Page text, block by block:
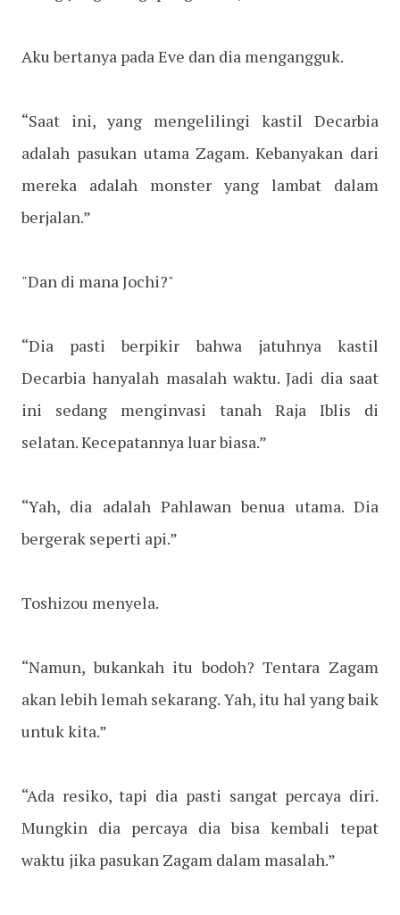
Aku bertanya pada Eve dan dia mengangguk.
“Saat ini, yang mengelilingi kastil Decarbia
adalah pasukan utama Zagam. Kebanyakan dari
mereka adalah monster yang lambat dalam
berjalan.”
"Dan di mana Jochi?"
“Dia pasti berpikir bahwa jatuhnya kastil
Decarbia hanyalah masalah waktu. Jadi dia saat
ini sedang menginvasi tanah Raja Iblis di
selatan. Kecepatannya luar biasa.”
“Yah, dia adalah Pahlawan benua utama. Dia
bergerak seperti api.”
Toshizou menyela.
“Namun, bukankah itu bodoh? Tentara Zagam
akan lebih lemah sekarang. Yah, itu hal yang baik
untuk kita.”
“Ada resiko, tapi dia pasti sangat percaya diri.
Mungkin dia percaya dia bisa kembali tepat
waktu jika pasukan Zagam dalam masalah.”